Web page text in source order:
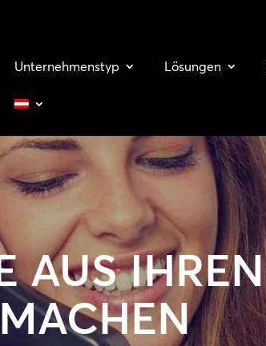
Unternehmenstyp Lösungen
AUS IHREN